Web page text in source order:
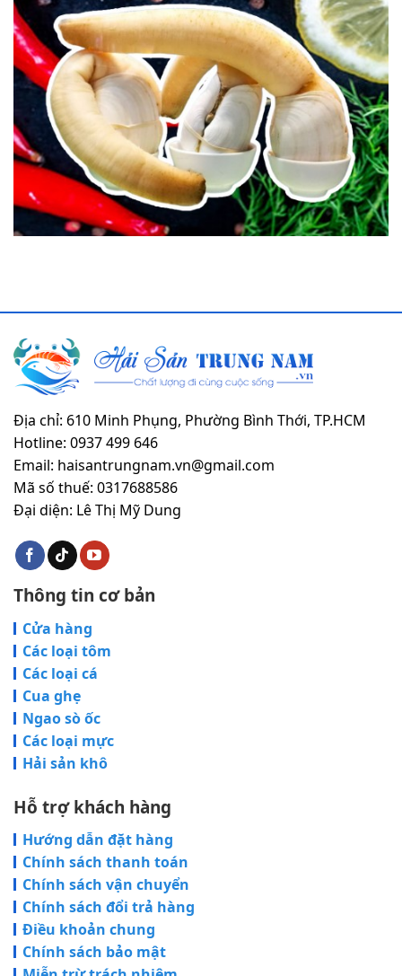
Địa chỉ: 610 Minh Phụng, Phường Bình Thới, TP.HCM
Hotline: 0937 499 646
Email: haisantrungnam.vn@gmail.com
Mã số thuế: 0317688586
Đại diện: Lê Thị Mỹ Dung
Thông tin cơ bản
Cửa hàng
Các loại tôm
Các loại cá
Cua ghẹ
Ngao sò ốc
Các loại mực
Hải sản khô
Hỗ trợ khách hàng
Hướng dẫn đặt hàng
Chính sách thanh toán
Chính sách vận chuyển
Chính sách đổi trả hàng
Điều khoản chung
Chính sách bảo mật